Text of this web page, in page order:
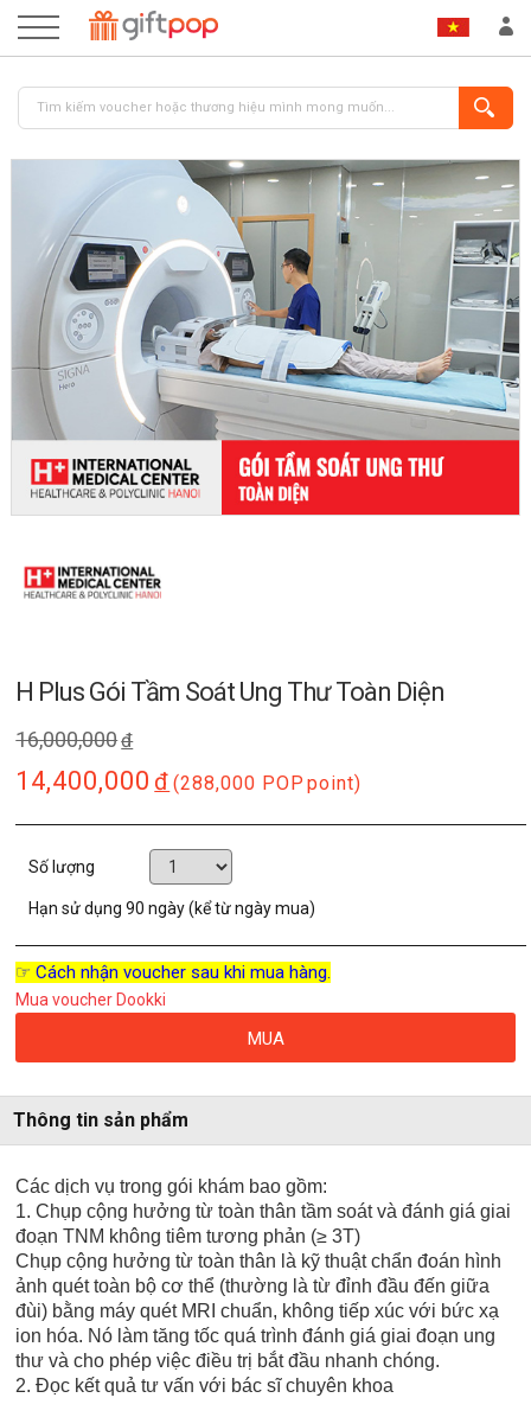
ĐĂNG NHẬP ĐĂNG KÝ
H Plus Gói Tầm Soát Ung Thư Toàn Diện
16,000,000đ
14,400,000 đ (288,000 POP point)
Số lượng
Hạn sử dụng90 ngày (kể từ ngày mua)
☞ Cách nhận voucher sau khi mua hàng.
Mua voucher Dookki
MUA
Thông tin sản phẩm
Các dịch vụ trong gói khám bao gồm:
1. Chụp cộng hưởng từ toàn thân tầm soát và đánh giá giai
đoạn TNM không tiêm tương phản (≥ 3T)
Chụp cộng hưởng từ toàn thân là kỹ thuật chẩn đoán hình
ảnh quét toàn bộ cơ thể (thường là từ đỉnh đầu đến giữa
đùi) bằng máy quét MRI chuẩn, không tiếp xúc với bức xạ
ion hóa. Nó làm tăng tốc quá trình đánh giá giai đoạn ung
thư và cho phép việc điều trị bắt đầu nhanh chóng.
2. Đọc kết quả tư vấn với bác sĩ chuyên khoa